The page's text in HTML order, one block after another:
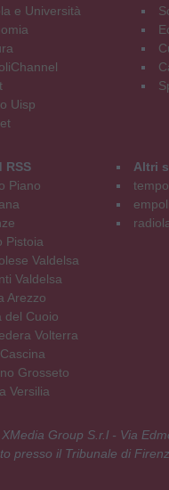
e Università
Uisp
RSS
Piano
Pistoia
Valdelsa
Valdelsa
Arezzo
del Cuoio
Volterra
Grosseto
Versilia
Altri
Group S.r.l - Via
presso il Tribunale di